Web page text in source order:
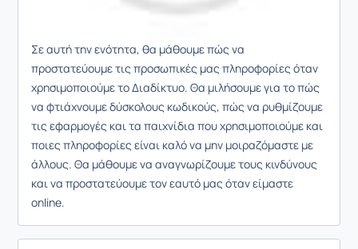
Σε αυτή την ενότητα, θα μάθουμε πώς να
προστατεύουμε τις προσωπικές μας πληροφορίες όταν
χρησιμοποιούμε το Διαδίκτυο. Θα μιλήσουμε για το πώς
να φτιάχνουμε δύσκολους κωδικούς, πώς να ρυθμίζουμε
τις εφαρμογές και τα παιχνίδια που χρησιμοποιούμε και
ποιες πληροφορίες είναι καλό να μην μοιραζόμαστε με
άλλους. Θα μάθουμε να αναγνωρίζουμε τους κινδύνους
και να προστατεύουμε τον εαυτό μας όταν είμαστε
online.